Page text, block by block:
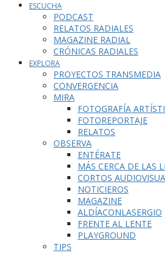
ESCUCHA
PODCAST
RELATOS RADIALES
MAGAZINE RADIAL
CRÓNICAS RADIALES
EXPLORA
PROYECTOS TRANSMEDIA
CONVERGENCIA
MIRA
FOTOGRAFÍA
FOTOREPORTAJE
RELATOS
OBSERVA
ENTÉRATE
MÁS CERCA DE LAS
CORTOS
NOTICIEROS
MAGAZINE
ALDÍACONLASERGIO
FRENTE AL LENTE
PLAYGROUND
TIPS